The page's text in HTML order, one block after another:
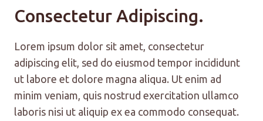
Consectetur Adipiscing.
Lorem ipsum dolor sit amet, consectetur
adipiscing elit, sed do eiusmod tempor incididunt
ut labore et dolore magna aliqua. Ut enim ad
minim veniam, quis nostrud exercitation ullamco
laboris nisi ut aliquip ex ea commodo consequat.